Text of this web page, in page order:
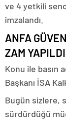
ve 4 yetkili
imzalandı.
ANFA
ZAM
Konu ile basın
Başkanı İSA
Bugün sizlere,
sürdürdüğü